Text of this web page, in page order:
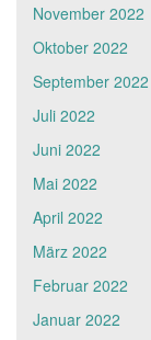
November 2022
Oktober 2022
September 2022
Juli 2022
Juni 2022
Mai 2022
April 2022
März 2022
Februar 2022
Januar 2022